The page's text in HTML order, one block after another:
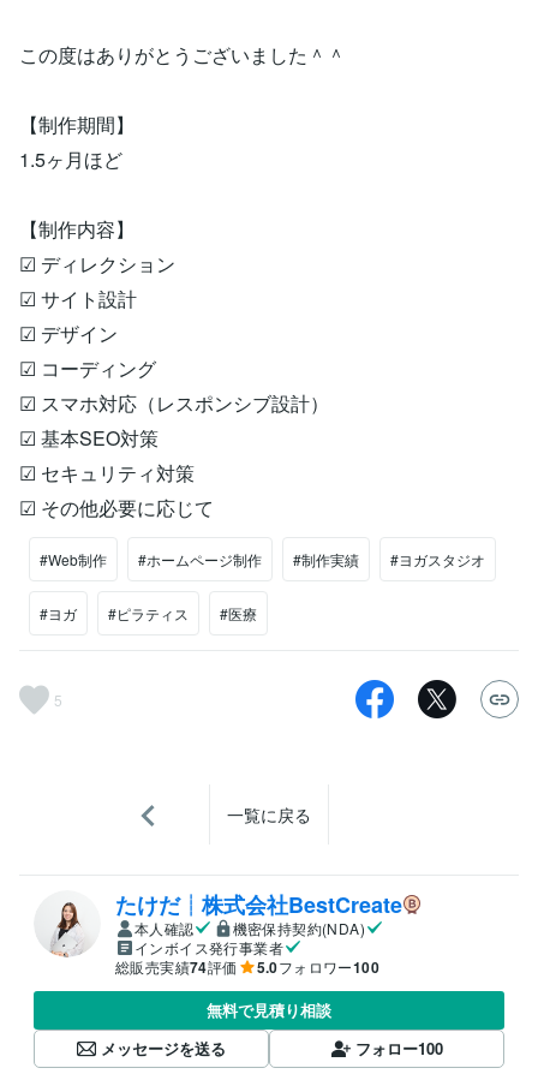
この度はありがとうございました＾＾
【制作期間】
1.5ヶ月ほど
【制作内容】
☑︎ ディレクション
☑︎ サイト設計
☑︎ デザイン
☑︎ コーディング
☑︎ スマホ対応（レスポンシブ設計）
☑︎ 基本SEO対策
☑︎ セキュリティ対策
☑︎ その他必要に応じて
#Web制作 #ホームページ制作 #制作実績 #ヨガスタジオ
#ヨガ #ピラティス #医療
5
一覧に戻る
たけだ┊株式会社BestCreate
本人確認
機密保持契約(NDA)
インボイス発行事業者
総販売実績74評価 5.0フォロワー100
無料で見積り相談
メッセージを送る
フォロー100